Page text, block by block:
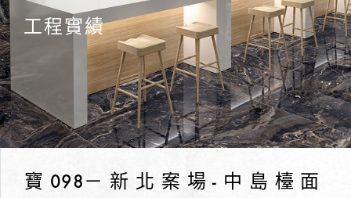
工程實績
寶098－新北案場-中島檯面